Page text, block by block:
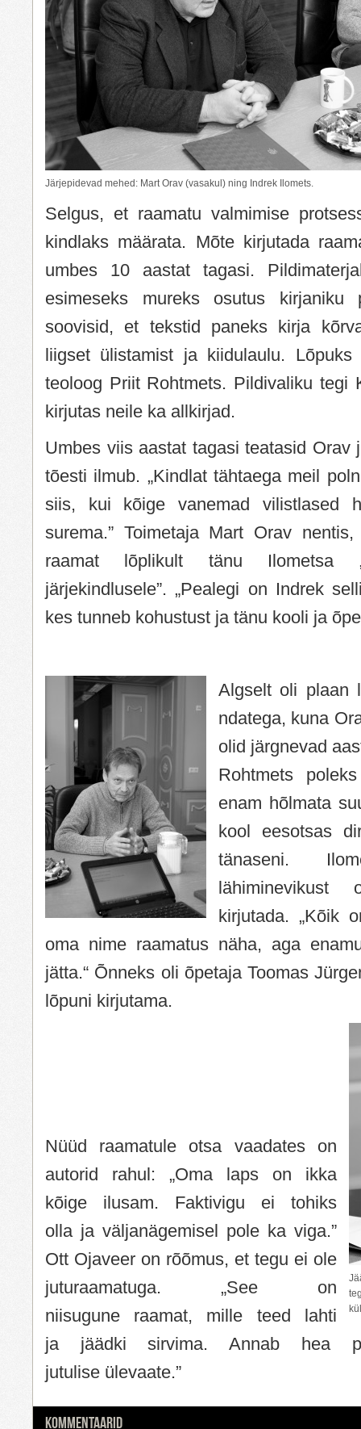
Järjepidevad mehed: Mart Orav (vasakul) ning Indrek Ilomets.
Selgus, et raamatu valmimise
kindlaks määrata. Mõte kirjutada
umbes 10 aastat tagasi.
esimeseks mureks osutus kirjaniku
soovisid, et tekstid paneks kirja
liigset ülistamist ja kiidulaulu.
teoloog Priit Rohtmets. Pildivaliku tegi
kirjutas neile ka allkirjad.
Umbes viis aastat tagasi teatasid Orav
tõesti ilmub. „Kindlat tähtaega meil
siis, kui kõige vanemad vilistlased
surema.” Toimetaja Mart Orav
raamat lõplikult tänu Ilometsa
järjekindlusele”. „Pealegi on Indrek
kes tunneb kohustust ja tänu kooli ja
Algselt oli plaan
ndatega, kuna
olid järgnevad
Rohtmets
enam hõlmata
kool eesotsas
tänaseni.
kirjutada. „Kõik
oma nime raamatus näha, aga
jätta.“ Õnneks oli õpetaja Toomas
lõpuni kirjutama.
Nüüd raamatule otsa vaadates on
autorid rahul: „Oma laps on ikka
kõige ilusam. Faktivigu ei tohiks
olla ja väljanägemisel pole ka viga.”
Ott Ojaveer on rõõmus, et tegu ei ole
juturaamatuga. „See on
niisugune raamat, mille teed lahti
ja jäädki sirvima. Annab hea
jutulise ülevaate.”
KOMMENTAARID